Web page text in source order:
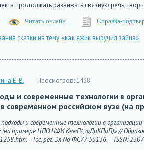
продолжать развивать связную речь,
Читать онлайн Справка-
сказки на тему: «как ежик выручил зайца»
Е. В. Просмотров:1438
и современные технологии в
в современном российском вузе
и современные технологии в
(на примере ЦПО НФИ КемГУ, фДиКПиП)» //
– Гос. рег. Эл No ФС77-55136. – ISSN: